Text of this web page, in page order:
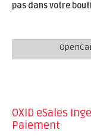
pas dans votre
OXID eSales
Paiement